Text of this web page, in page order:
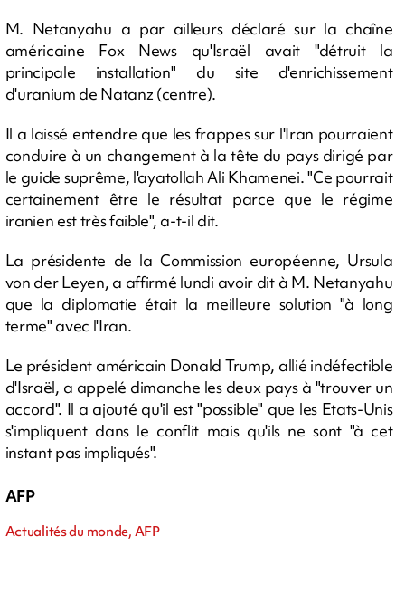
M. Netanyahu a par ailleurs déclaré sur la chaîne
américaine Fox News qu'Israël avait "détruit la
principale installation" du site d'enrichissement
d'uranium de Natanz (centre).
Il a laissé entendre que les frappes sur l'Iran pourraient
conduire à un changement à la tête du pays dirigé par
le guide suprême, l'ayatollah Ali Khamenei. "Ce pourrait
certainement être le résultat parce que le régime
iranien est très faible", a-t-il dit.
La présidente de la Commission européenne, Ursula
von der Leyen, a affirmé lundi avoir dit à M. Netanyahu
que la diplomatie était la meilleure solution "à long
terme" avec l'Iran.
Le président américain Donald Trump, allié indéfectible
d'Israël, a appelé dimanche les deux pays à "trouver un
accord". Il a ajouté qu'il est "possible" que les Etats-Unis
s'impliquent dans le conflit mais qu'ils ne sont "à cet
instant pas impliqués".
AFP
Actualités du monde, AFP